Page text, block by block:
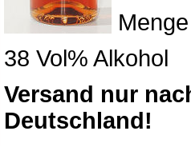
38 Vol% Alkohol
Versand nur
Deutschland!